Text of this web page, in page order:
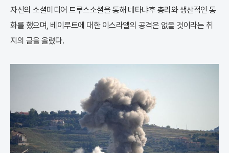
자신의 소셜미디어 트루스소셜을 통해 네타냐후 총리와 생산적인 통
화를 했으며, 베이루트에 대한 이스라엘의 공격은 없을 것이라는 취
지의 글을 올렸다.